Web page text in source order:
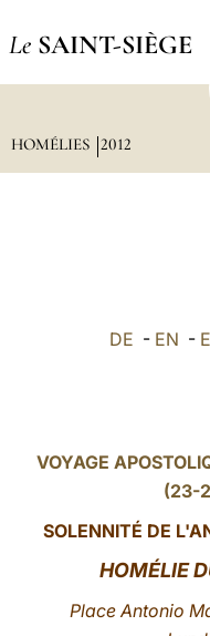
Le SAINT-SIÈGE
HOMÉLIES 2012
DE - EN -
VOYAGE
(23-
SOLENNITÉ DE
HOMÉLIE
Place Antonio